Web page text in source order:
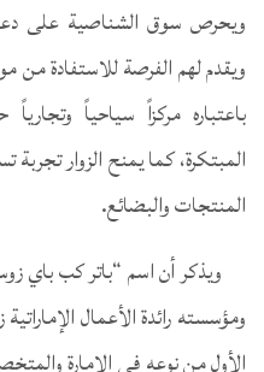
ويحرص سوق الشناصية على دعم
ويقدم لهم الفرصة للاستفادة من
باعتباره مركزاً سياحياً
المبتكرة، كما يمنح الزوار
المنتجات والبضائع.
ويذكر أن اسم “باتر كب
ومؤسسته رائدة الأعمال
الأول من نوعه في الإمارة